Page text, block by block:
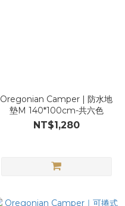
Oregonian Camper | 防水地
墊M 140*100cm-共六色
NT$1,280